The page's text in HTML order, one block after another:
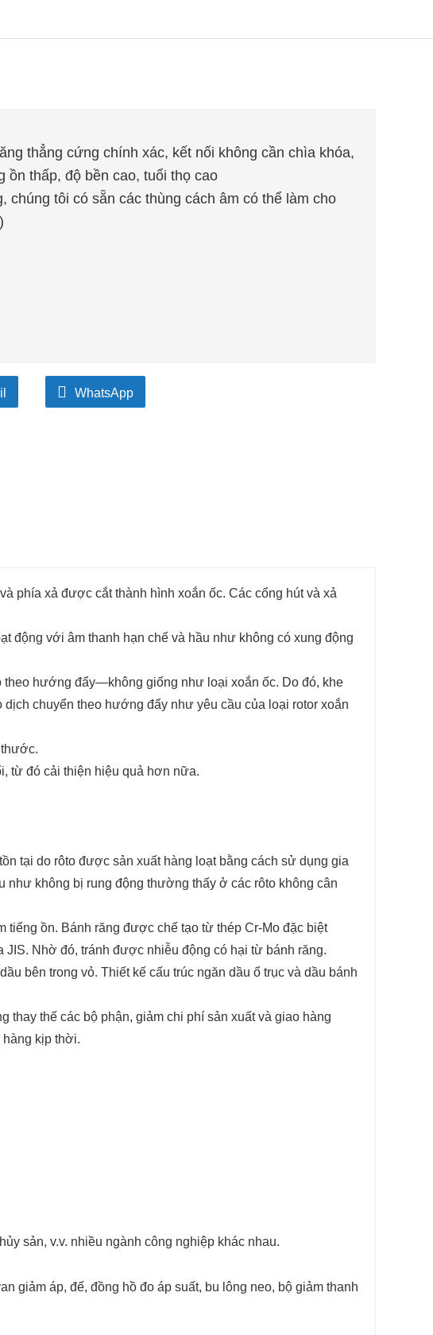
thẳng cứng chính xác, kết nối không cần chìa khóa,
ồn thấp, độ bền cao, tuổi thọ cao
chúng tôi có sẵn các thùng cách âm có thể làm cho
WhatsApp
phía xả được cắt thành hình xoắn ốc. Các cổng hút và xả
động với âm thanh hạn chế và hầu như không có xung động
theo hướng đẩy—không giống như loại xoắn ốc. Do đó, khe
chuyển theo hướng đẩy như yêu cầu của loại rotor xoắn
từ đó cải thiện hiệu quả hơn nữa.
tại do rôto được sản xuất hàng loạt bằng cách sử dụng gia
như không bị rung động thường thấy ở các rôto không cân
tiếng ồn. Bánh răng được chế tạo từ thép Cr-Mo đặc biệt
Nhờ đó, tránh được nhiễu động có hại từ bánh răng.
bên trong vỏ. Thiết kế cấu trúc ngăn dầu ổ trục và dầu bánh
thay thế các bộ phận, giảm chi phí sản xuất và giao hàng
kịp thời.
sản, v.v. nhiều ngành công nghiệp khác nhau.
giảm áp, đế, đồng hồ đo áp suất, bu lông neo, bộ giảm thanh